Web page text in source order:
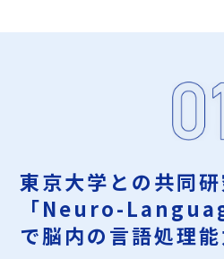
東京大学との共同
「Neuro-
で脳内の言語処理